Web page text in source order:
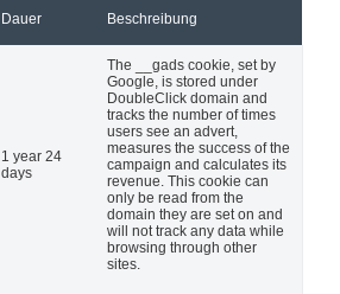
Dauer Beschreibung
1 year 24
days
The __gads cookie, set by
Google, is stored under
DoubleClick domain and
tracks the number of times
users see an advert,
measures the success of the
campaign and calculates its
revenue. This cookie can
only be read from the
domain they are set on and
will not track any data while
browsing through other
sites.